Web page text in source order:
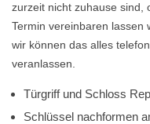
zurzeit nicht zuhause sind,
Termin vereinbaren lassen
wir können das alles
veranlassen.
Türgriff und Schloss
Schlüssel nachformen